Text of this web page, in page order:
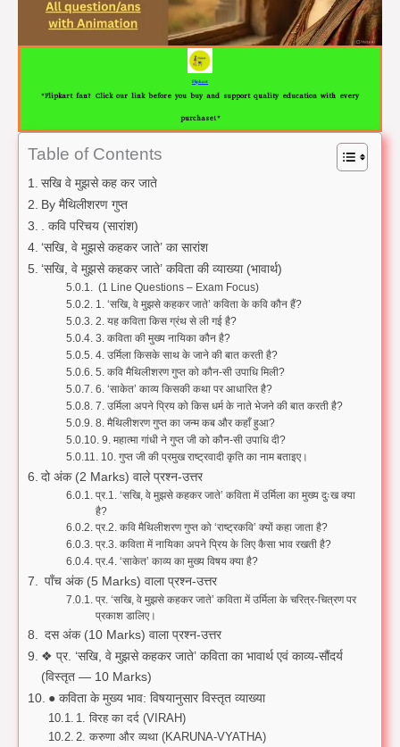
Flipkart
"Flipkart fan? Click our link before you buy and support quality education with every
purchase!"
Table of Contents
सखि वे मुझसे कह कर जाते
By मैथिलीशरण गुप्त
. कवि परिचय (सारांश)
‘सखि, वे मुझसे कहकर जाते’ का सारांश
‘सखि, वे मुझसे कहकर जाते’ कविता की व्याख्या (भावार्थ)
(1 Line Questions – Exam Focus)
1. ‘सखि, वे मुझसे कहकर जाते’ कविता के कवि कौन हैं?
2. यह कविता किस ग्रंथ से ली गई है?
3. कविता की मुख्य नायिका कौन है?
4. उर्मिला किसके साथ के जाने की बात करती है?
5. कवि मैथिलीशरण गुप्त को कौन-सी उपाधि मिली?
6. ‘साकेत’ काव्य किसकी कथा पर आधारित है?
7. उर्मिला अपने प्रिय को किस धर्म के नाते भेजने की बात करती है?
8. मैथिलीशरण गुप्त का जन्म कब और कहाँ हुआ?
9. महात्मा गांधी ने गुप्त जी को कौन-सी उपाधि दी?
10. गुप्त जी की प्रमुख राष्ट्रवादी कृति का नाम बताइए।
दो अंक (2 Marks) वाले प्रश्न-उत्तर
प्र.1. ‘सखि, वे मुझसे कहकर जाते’ कविता में उर्मिला का मुख्य दुःख क्या
है?
प्र.2. कवि मैथिलीशरण गुप्त को ‘राष्ट्रकवि’ क्यों कहा जाता है?
प्र.3. कविता में नायिका अपने प्रिय के लिए कैसा भाव रखती है?
प्र.4. ‘साकेत’ काव्य का मुख्य विषय क्या है?
पाँच अंक (5 Marks) वाला प्रश्न-उत्तर
प्र. ‘सखि, वे मुझसे कहकर जाते’ कविता में उर्मिला के चरित्र-चित्रण पर
प्रकाश डालिए।
दस अंक (10 Marks) वाला प्रश्न-उत्तर
❖ प्र. ‘सखि, वे मुझसे कहकर जाते’ कविता का भावार्थ एवं काव्य-सौंदर्य
(विस्तृत — 10 Marks)
● कविता के मुख्य भाव: विषयानुसार विस्तृत व्याख्या
1. विरह का दर्द (VIRAH)
2. करुणा और व्यथा (KARUNA-VYATHA)